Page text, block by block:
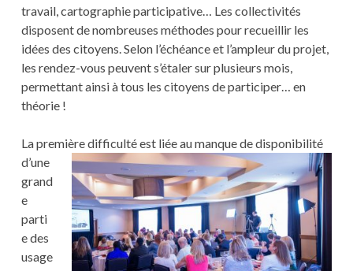
travail, cartographie participative… Les collectivités
disposent de nombreuses méthodes pour recueillir les
idées des citoyens. Selon l’échéance et l’ampleur du projet,
les rendez-vous peuvent s’étaler sur plusieurs mois,
permettant ainsi à tous les citoyens de participer… en
théorie !
La première difficulté est liée au manque de disponibilité
d’une
grand
e
parti
e des
usage